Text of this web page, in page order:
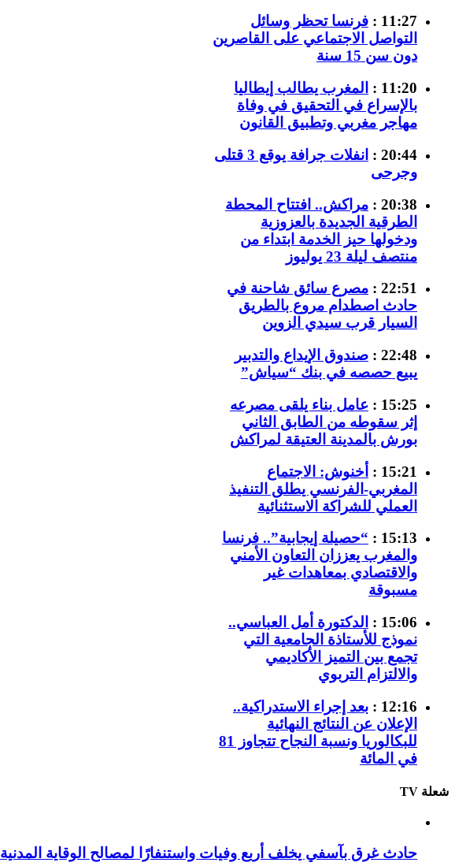
11:27 :
فرنسا تحظر وسائل
التواصل الاجتماعي على القاصرين
دون سن 15 سنة
11:20 :
المغرب يطالب إيطاليا
بالإسراع في التحقيق في وفاة
مهاجر مغربي وتطبيق القانون
20:44 :
انفلات جرافة يوقع 3 قتلى
وجرحى
20:38 :
مراكش.. افتتاح المحطة
الطرقية الجديدة بالعزوزية
ودخولها حيز الخدمة ابتداء من
منتصف ليلة 23 يوليوز
22:51 :
مصرع سائق شاحنة في
حادث اصطدام مروع بالطريق
السيار قرب سيدي الزوين
22:48 :
صندوق الإيداع والتدبير
يبيع حصصه في بنك “سياش”
15:25 :
عامل بناء يلقى مصرعه
إثر سقوطه من الطابق الثاني
بورش بالمدينة العتيقة لمراكش
15:21 :
أخنوش: الاجتماع
المغربي-الفرنسي يطلق التنفيذ
العملي للشراكة الاستثنائية
15:13 :
“حصيلة إيجابية”.. فرنسا
والمغرب يعززان التعاون الأمني
والاقتصادي بمعاهدات غير
مسبوقة
15:06 :
الدكتورة أمل العباسي..
نموذج للأستاذة الجامعية التي
تجمع بين التميز الأكاديمي
والالتزام التربوي
12:16 :
بعد إجراء الاستدراكية..
الإعلان عن النتائج النهائية
للبكالوريا ونسبة النجاح تتجاوز 81
في المائة
شعلة TV
حادث غرق بآسفي يخلف أربع وفيات واستنفارًا لمصالح الوقاية المدنية